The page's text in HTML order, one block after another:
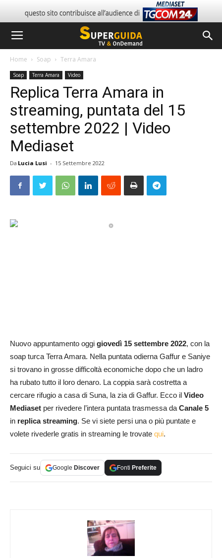
Home Soap Terra Amara
Soap Terra Amara Video
Replica Terra Amara in
streaming, puntata del 15
settembre 2022 | Video
Mediaset
Da Lucia Lusi - 15 Settembre 2022
Nuovo appuntamento oggi giovedì 15 settembre 2022, con la
soap turca Terra Amara. Nella puntata odierna Gaffur e Saniye
si trovano in grosse difficoltà economiche dopo che un ladro
ha rubato tutto il loro denaro. La coppia sarà costretta a
cercare rifugio a casa di Suna, la zia di Gaffur. Ecco il Video
Mediaset per rivedere l’intera puntata trasmessa daCanale 5
in replica streaming. Se vi siete persi una o più puntate e
volete rivederle gratis in streaming le trovate qui.
Seguici su Google Discover Fonti Preferite